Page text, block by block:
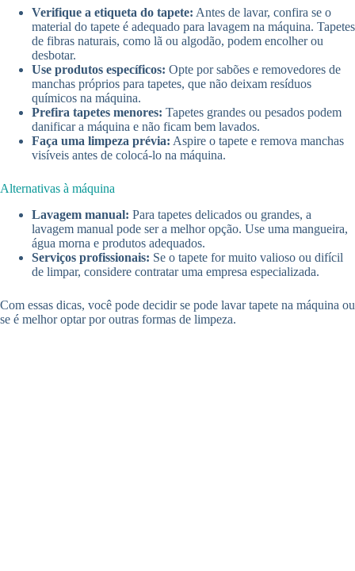
Verifique a etiqueta do tapete: Antes de lavar, confira se o
material do tapete é adequado para lavagem na máquina. Tapetes
de fibras naturais, como lã ou algodão, podem encolher ou
desbotar.
Use produtos específicos: Opte por sabões e removedores de
manchas próprios para tapetes, que não deixam resíduos
químicos na máquina.
Prefira tapetes menores: Tapetes grandes ou pesados podem
danificar a máquina e não ficam bem lavados.
Faça uma limpeza prévia: Aspire o tapete e remova manchas
visíveis antes de colocá-lo na máquina.
Alternativas à máquina
Lavagem manual: Para tapetes delicados ou grandes, a
lavagem manual pode ser a melhor opção. Use uma mangueira,
água morna e produtos adequados.
Serviços profissionais: Se o tapete for muito valioso ou difícil
de limpar, considere contratar uma empresa especializada.
Com essas dicas, você pode decidir se pode lavar tapete na máquina ou
se é melhor optar por outras formas de limpeza.